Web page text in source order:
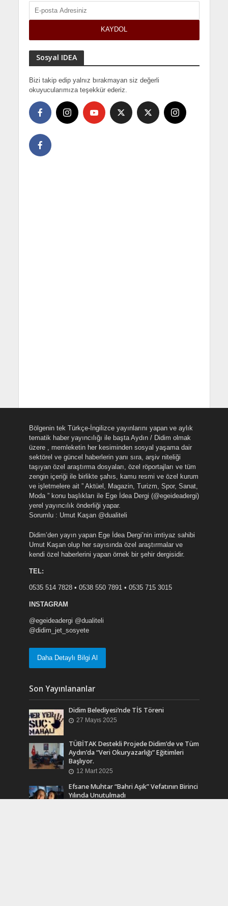
Sosyal IDEA
Bizi takip edip yalnız bırakmayan siz değerli
okuyucularımıza teşekkür ederiz.
Bölgenin tek Türkçe-İngilizce yayınlarını yapan ve aylık
tematik haber yayıncılığı ile başta Aydın / Didim olmak
üzere , memleketin her kesiminden sosyal yaşama dair
sektörel ve güncel haberlerin yanı sıra, arşiv niteliği
taşıyan özel araştırma dosyaları, özel röportajları ve tüm
zengin içeriği ile birlikte şahıs, kamu resmi ve özel kurum
ve işletmelere ait ” Aktüel, Magazin, Turizm, Spor, Sanat,
Moda ” konu başlıkları ile Ege İdea Dergi (@egeideadergi)
yerel yayıncılık önderliği yapar.
Sorumlu : Umut Kaşan @dualiteli
Didim’den yayın yapan Ege İdea Dergi’nin imtiyaz sahibi
Umut Kaşan olup her sayısında özel araştırmalar ve
kendi özel haberlerini yapan örnek bir şehir dergisidir.
TEL:
0535 514 7828 • 0538 550 7891 • 0535 715 3015
INSTAGRAM
@egeideadergi @dualiteli
@didim_jet_sosyete
Daha Detaylı Bilgi Al
Son Yayınlananlar
Didim Belediyesi’nde TİS Töreni
27 Mayıs 2025
TÜBİTAK Destekli Projede Didim’de ve Tüm
Aydın’da “Veri Okuryazarlığı” Eğitimleri
Başlıyor.
12 Mart 2025
Efsane Muhtar “Bahri Aşık” Vefatının Birinci
Yılında Unutulmadı